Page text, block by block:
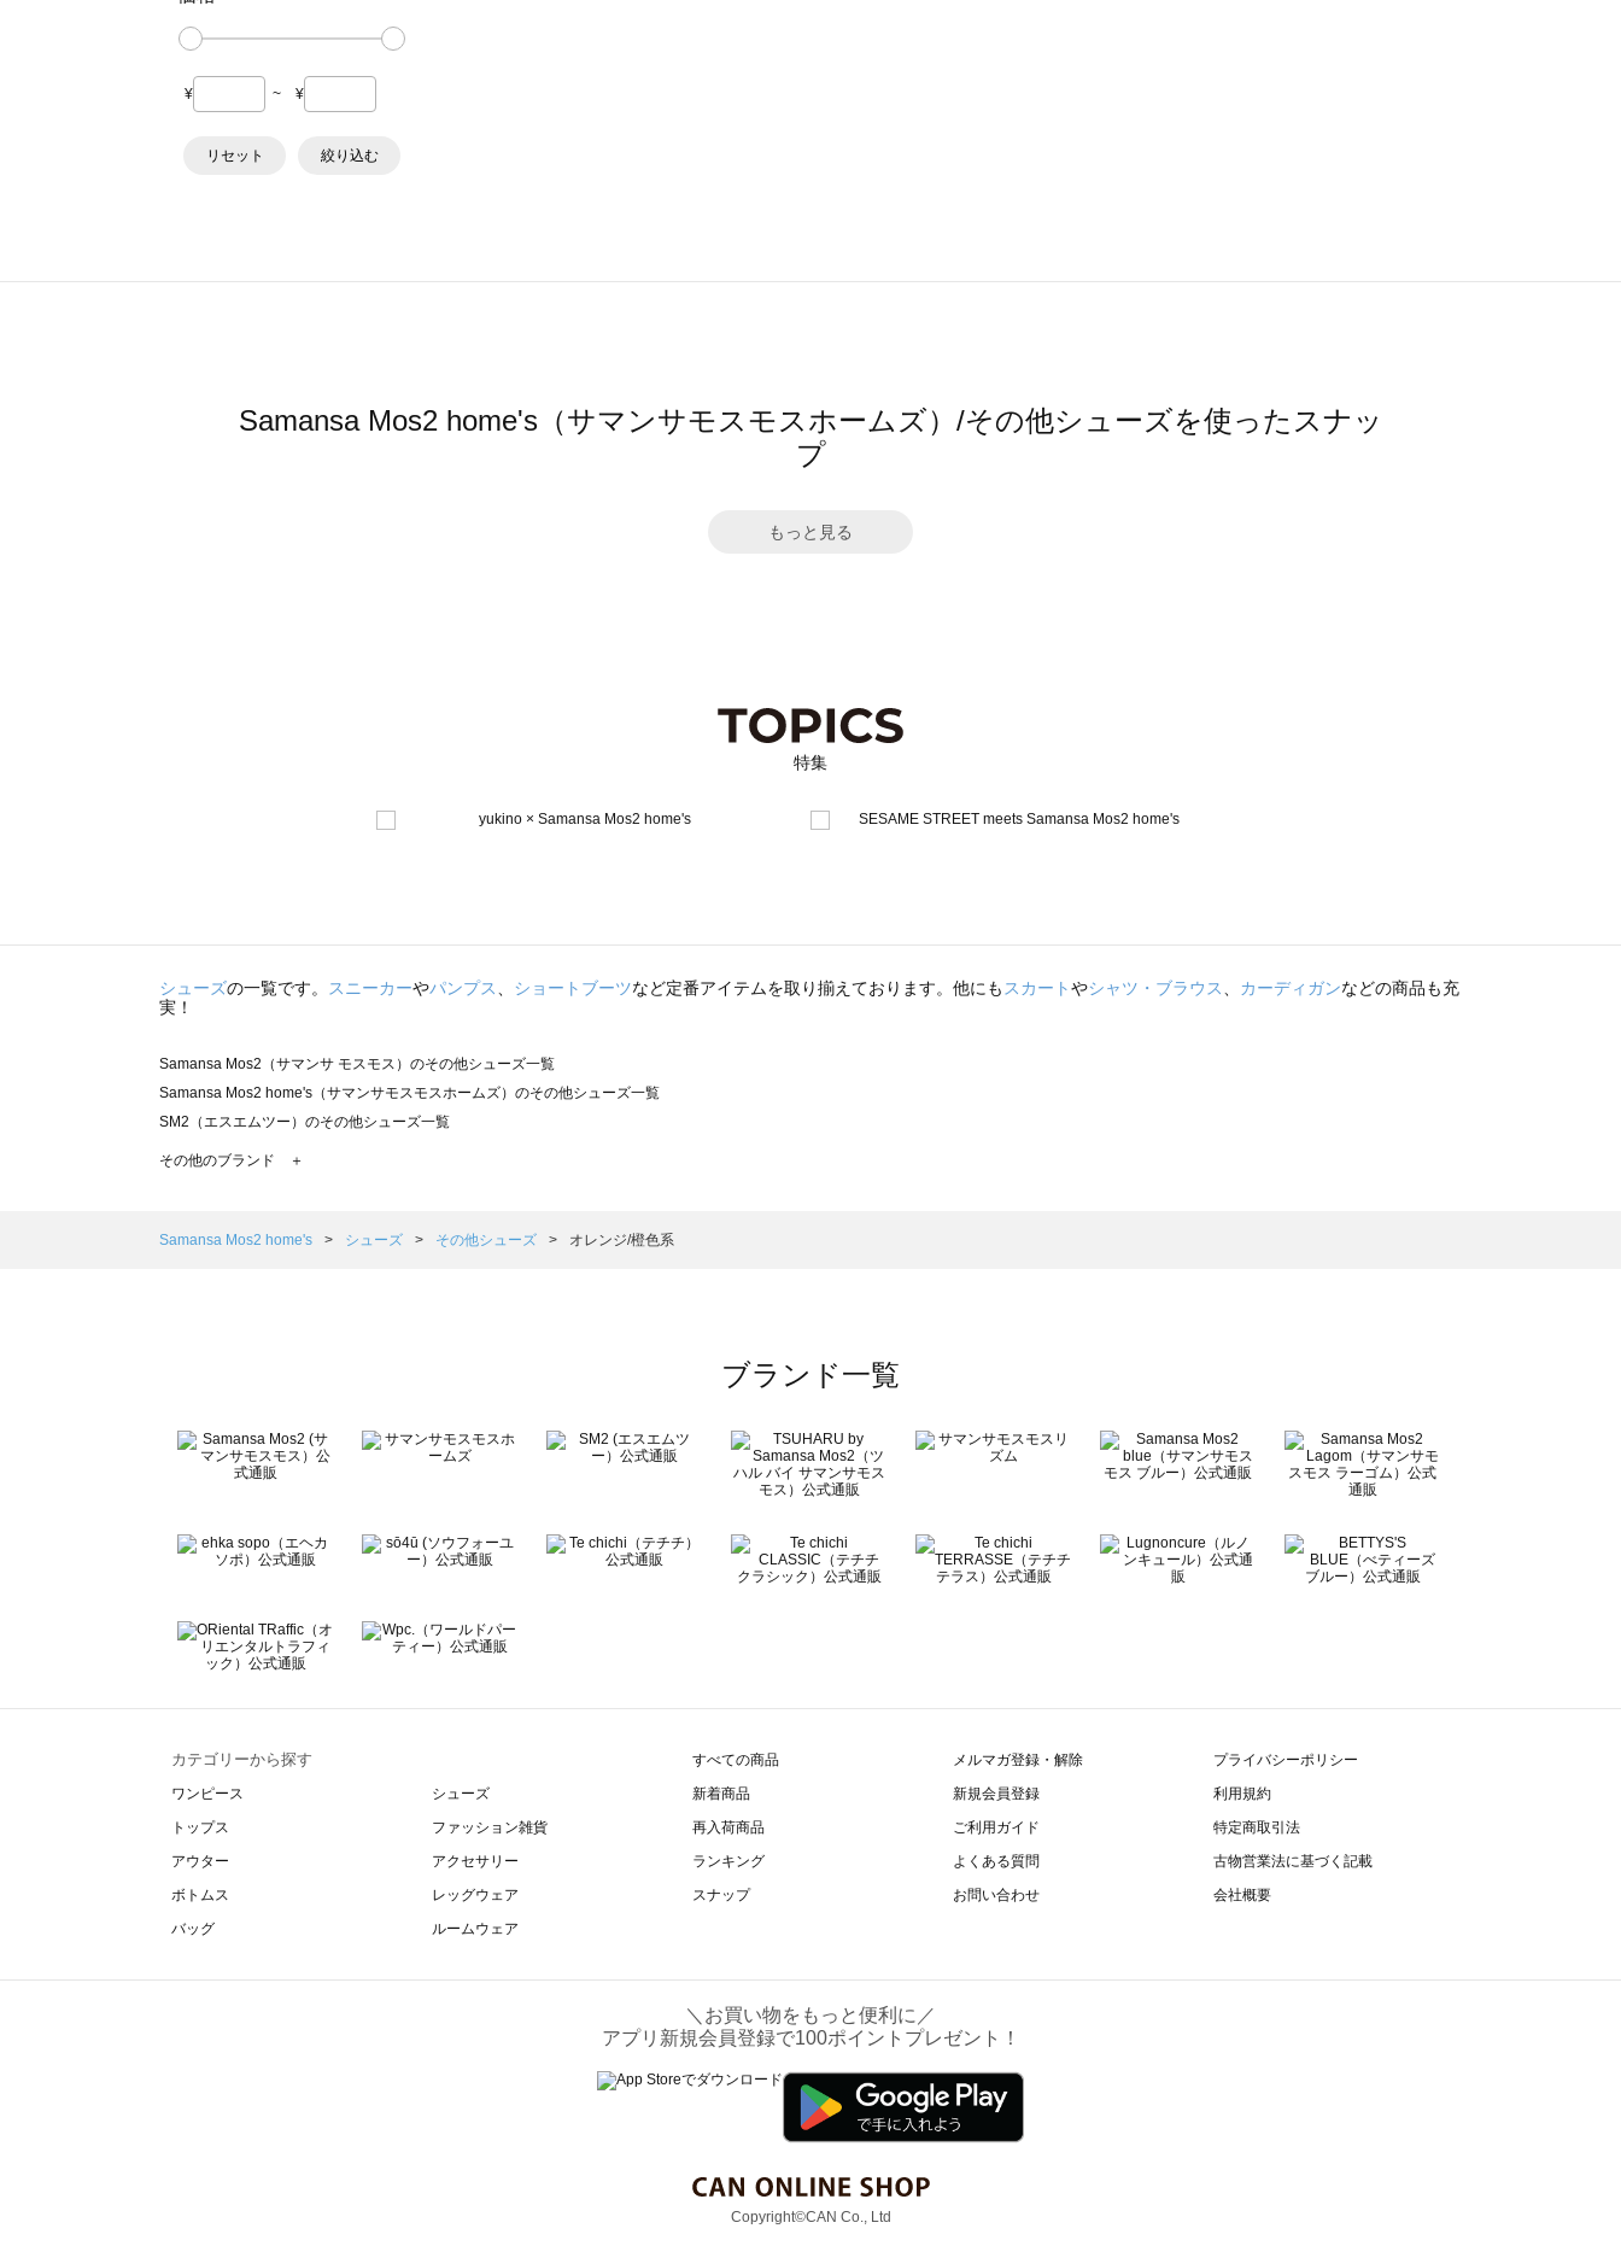
¥ ~ ¥
リセット 絞り込む
Samansa Mos2 home's（サマンサモスモスホームズ）/その他シューズを使ったスナッ
プ
もっと見る
特集
シューズの一覧です。 スニーカーやパンプス ショートブーツなど定番アイテムを取り揃えております。他にも スカートやシャツ・ブラウス カーディガンなどの商品も充
実！
Samansa Mos2（サマンサ モスモス）のその他シューズ一覧
Samansa Mos2 home's（サマンサモスモスホームズ）のその他シューズ一覧
SM2（エスエムツー）のその他シューズ一覧
TSUHARU by Samansa Mos2（ツハルバイサマンサモスモス）のその他シューズ一覧
Samansa Mos2 Lagom（サマンサモスモス ラーゴム）のその他シューズ一覧
BETTY'S BLUE（べティーズブルー）のその他シューズ一覧
Wpc.（ワールドパーティー）のその他シューズ一覧
その他のブランド ＋
Samansa Mos2 home's シューズ その他シューズ オレンジ/橙色系
ブランド一覧
カテゴリーから探す
ワンピース
トップス
アウター
ボトムス
バッグ
シューズ
ファッション雑貨
アクセサリー
レッグウェア
ルームウェア
すべての商品
新着商品
再入荷商品
ランキング
スナップ
メルマガ登録・解除
新規会員登録
ご利用ガイド
よくある質問
お問い合わせ
プライバシーポリシー
利用規約
特定商取引法
古物営業法に基づく記載
会社概要
＼お買い物をもっと便利に／
アプリ新規会員登録で100ポイントプレゼント！
Copyright©CAN Co., Ltd